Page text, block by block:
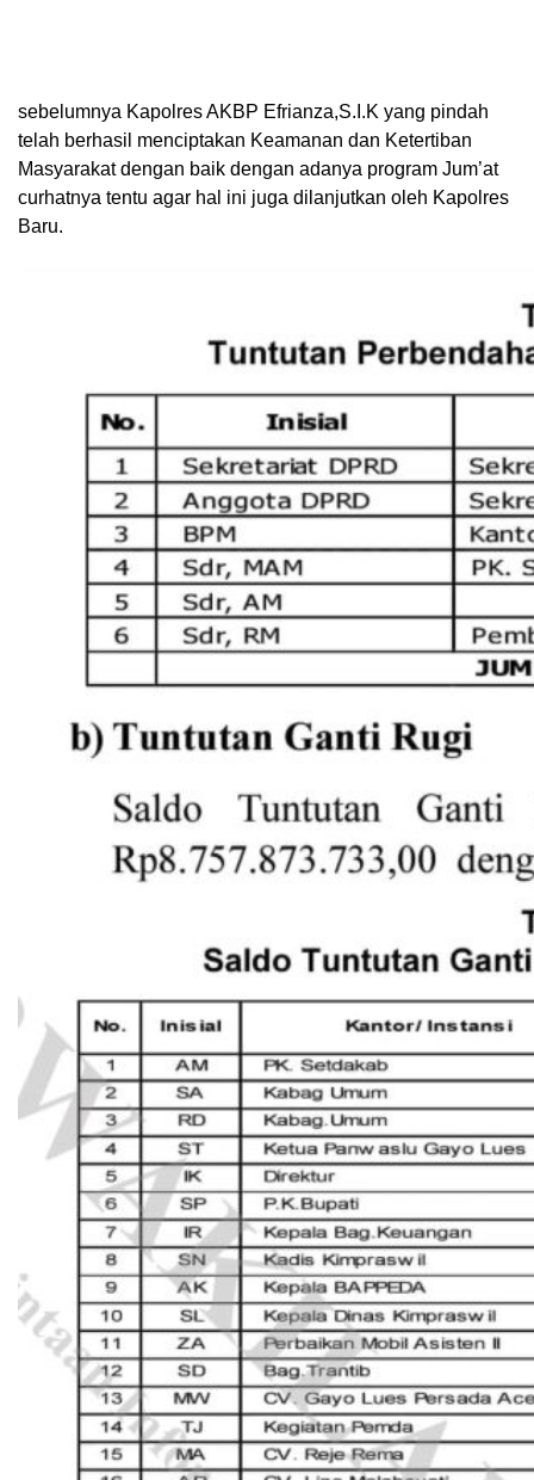
sebelumnya Kapolres AKBP Efrianza,S.I.K yang pindah
telah berhasil menciptakan Keamanan dan Ketertiban
Masyarakat dengan baik dengan adanya program Jum’at
curhatnya tentu agar hal ini juga dilanjutkan oleh Kapolres
Baru.